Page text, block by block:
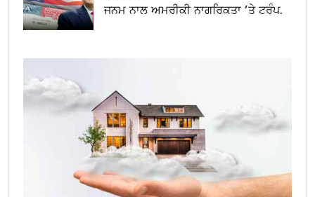
ਜਨਮ ਨਾਲ ਅਮਰੀਕੀ ਨਾਗਰਿਕਤਾ ’ਤੇ ਟਰੰਪ.